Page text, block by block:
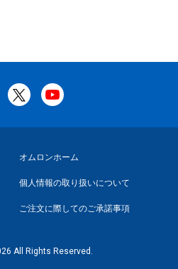
オムロンホーム
個人情報の取り扱いについて
ご注文に際してのご承諾事項
All Rights Reserved.